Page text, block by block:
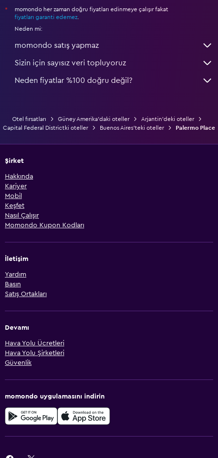
*
momondo her zaman doğru fiyatları edinmeye çalışır fakat
fiyatları garanti edemez
Neden mi:
momondo satış yapmaz
Sizin için sayısız veri topluyoruz
Neden fiyatlar %100 doğru değil?
Otel fırsatları Güney Amerika'daki oteller
Arjantin'deki oteller
Capital Federal Districtki oteller
Buenos Aires'teki oteller Palermo Place
Şirket
Hakkında
Kariyer
Mobil
Keşfet
Nasıl Çalışır
Momondo Kupon Kodları
İletişim
Yardım
Basın
Satış Ortakları
Devamı
Hava Yolu Ücretleri
Hava Yolu Şirketleri
Güvenlik
momondo uygulamasını indirin